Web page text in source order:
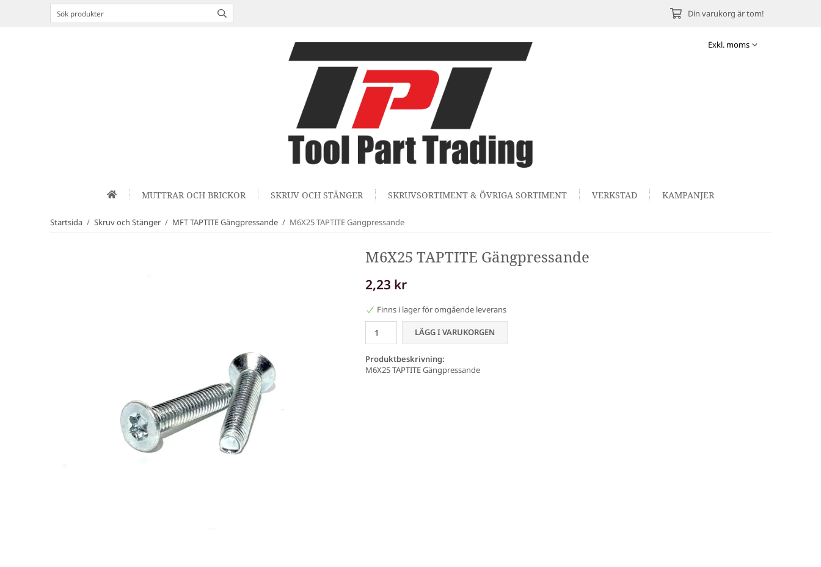
Din varukorg är tom!
MUTTRAR OCH BRICKOR SKRUV OCH STÄNGER SKRUVSORTIMENT & ÖVRIGA SORTIMENT VERKSTAD KAMPANJER
Startsida / Skruv och Stänger / MFT TAPTITE Gängpressande / M6X25 TAPTITE Gängpressande
M6X25 TAPTITE Gängpressande
2,23 kr
Finns i lager för omgående leverans
LÄGG I VARUKORGEN
Produktbeskrivning:
M6X25 TAPTITE Gängpressande